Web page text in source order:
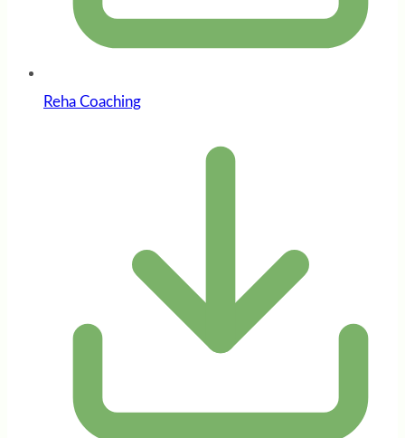
Reha Coaching